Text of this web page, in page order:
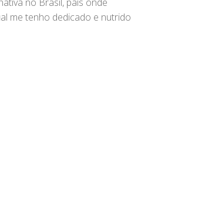
me tenho dedicado e nutrido